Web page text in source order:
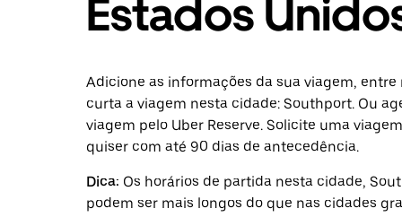
Estados
Adicione as informações da sua viagem, entre
curta a viagem nesta cidade: Southport. Ou
viagem pelo Uber Reserve. Solicite uma
quiser com até 90 dias de antecedência.
Dica: Os horários de partida nesta cidade,
podem ser mais longos do que nas cidades